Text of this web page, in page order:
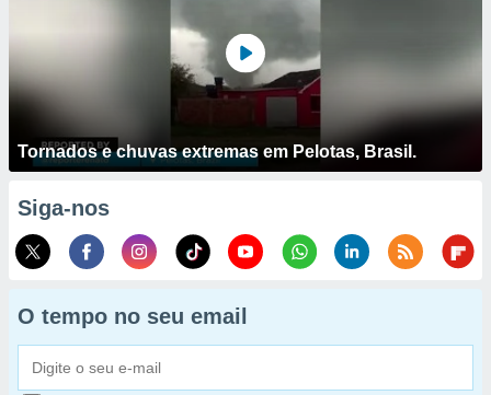
Tornados e chuvas extremas em Pelotas, Brasil.
Siga-nos
O tempo no seu email